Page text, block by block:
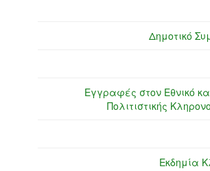
Δημοτικό
Εγγραφές στον Εθνικό
Πολιτιστικής
Εκδημία